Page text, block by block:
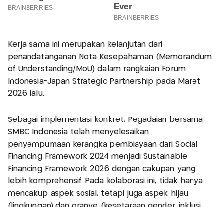
Kerja sama ini merupakan kelanjutan dari
penandatanganan Nota Kesepahaman (Memorandum
of Understanding/MoU) dalam rangkaian Forum
Indonesia-Japan Strategic Partnership pada Maret
2026 lalu.
Sebagai implementasi konkret, Pegadaian bersama
SMBC Indonesia telah menyelesaikan
penyempurnaan kerangka pembiayaan dari Social
Financing Framework 2024 menjadi Sustainable
Financing Framework 2026 dengan cakupan yang
lebih komprehensif. Pada kolaborasi ini, tidak hanya
mencakup aspek sosial, tetapi juga aspek hijau